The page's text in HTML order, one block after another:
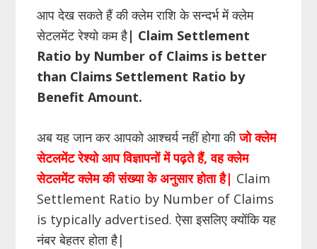
आप देख सकते हैं की क्लेम राशि के सन्दर्भ में क्लेम
सेटलमेंट रेश्यो कम है| Claim Settlement
Ratio by Number of Claims is better
than Claims Settlement Ratio by
Benefit Amount.
अब यह जान कर आपको आश्चर्य नहीं होगा कीजो क्लेम
सेटलमेंट रेश्यो आप विज्ञापनों में पढ़ते हैं, वह क्लेम
सेटलमेंट क्लेम की संख्या के अनुसार होता है| Claim
Settlement Ratio by Number of Claims
is typically advertised. ऐसा इसलिए क्योंकि यह
नंबर बेहतर होता है|